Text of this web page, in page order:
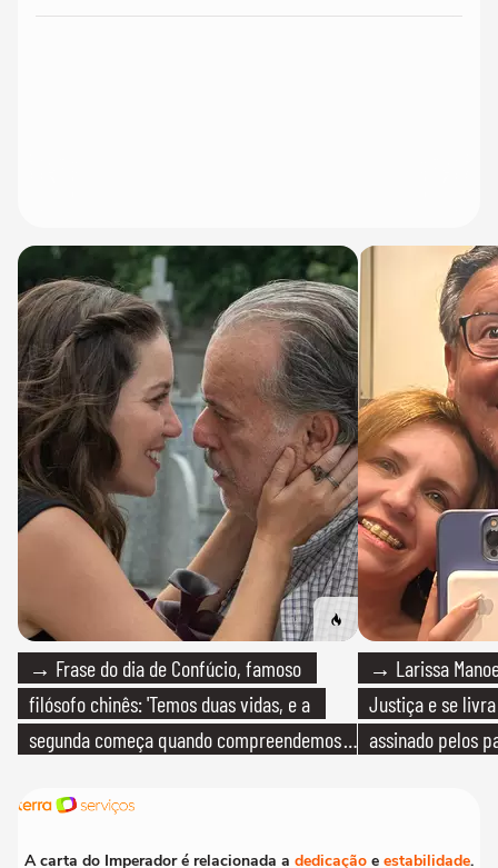
→ Frase do dia de Confúcio, famoso
filósofo chinês: 'Temos duas vidas, e a
segunda começa quando compreendemos
→ Larissa
Justiça e se
assinado pelos
A carta do Imperador é relacionada a dedicação e estabilidade.